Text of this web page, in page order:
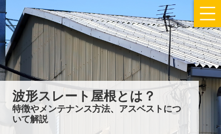
波形スレート屋根とは？
特徴やメンテナンス方法、アスベストにつ
いて解説